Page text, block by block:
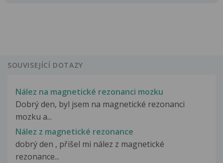
SOUVISEJÍCÍ DOTAZY
Nález na magnetické rezonanci mozku
Dobrý den, byl jsem na magnetické rezonanci
mozku a...
Nález z magnetické rezonance
dobrý den , přišel mi nález z magnetické
rezonance...